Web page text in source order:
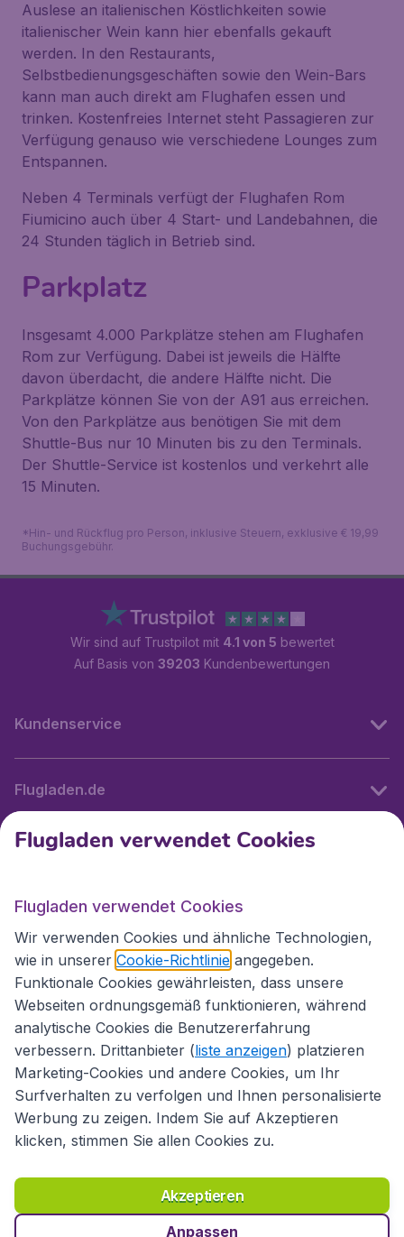
Auslese an italienischen Köstlichkeiten sowie
italienischer Wein kann hier ebenfalls gekauft
werden. In den Restaurants,
Selbstbedienungsgeschäften sowie den Wein-Bars
kann man auch direkt am Flughafen essen und
trinken. Kostenfreies Internet steht Passagieren zur
Verfügung genauso wie verschiedene Lounges zum
Entspannen.
Neben 4 Terminals verfügt der Flughafen Rom
Fiumicino auch über 4 Start- und Landebahnen, die
24 Stunden täglich in Betrieb sind.
Parkplatz
Insgesamt 4.000 Parkplätze stehen am Flughafen
Rom zur Verfügung. Dabei ist jeweils die Hälfte
davon überdacht, die andere Hälfte nicht. Die
Parkplätze können Sie von der A91 aus erreichen.
Von den Parkplätze aus benötigen Sie mit dem
Shuttle-Bus nur 10 Minuten bis zu den Terminals.
Der Shuttle-Service ist kostenlos und verkehrt alle
15 Minuten.
*Hin- und Rückflug pro Person, inklusive Steuern, exklusive € 19,99
Buchungsgebühr.
Wir sind auf Trustpilot mit 4.1 von 5 bewertet
Auf Basis von 39203 Kundenbewertungen
Kundenservice
Flugladen.de
Internationale Webseiten
Folgen Sie uns:
Richtlinien und Bedingungen
Haftungsausschluss
Datenschutzerklärung
Cookies Copyright © 2026
Flugladen verwendet Cookies
Flugladen verwendet Cookies
Wir verwenden Cookies und ähnliche Technologien,
wie in unserer Cookie-Richtlinie angegeben.
Funktionale Cookies gewährleisten, dass unsere
Webseiten ordnungsgemäß funktionieren, während
analytische Cookies die Benutzererfahrung
verbessern. Drittanbieter (liste anzeigen) platzieren
Marketing-Cookies und andere Cookies, um Ihr
Surfverhalten zu verfolgen und Ihnen personalisierte
Werbung zu zeigen. Indem Sie auf Akzeptieren
klicken, stimmen Sie allen Cookies zu.
Akzeptieren
Anpassen